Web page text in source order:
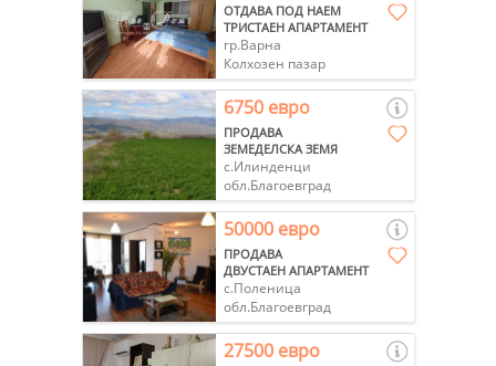
ОТДАВА ПОД НАЕМ
ТРИСТАЕН АПАРТАМЕНТ
гр.Варна
Колхозен пазар
6750 евро
ПРОДАВА
ЗЕМЕДЕЛСКА ЗЕМЯ
с.Илинденци
обл.Благоевград
50000 евро
ПРОДАВА
ДВУСТАЕН АПАРТАМЕНТ
с.Поленица
обл.Благоевград
27500 евро